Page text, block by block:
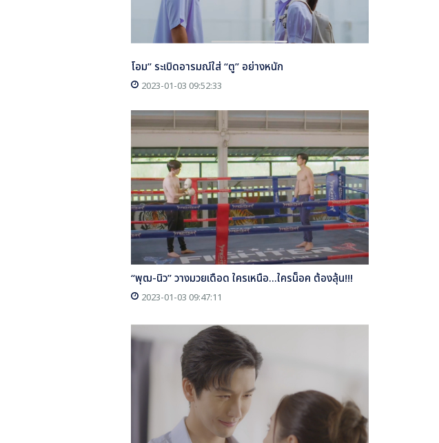
โอม” ระเบิดอารมณ์ใส่ “ตู” อย่างหนัก
2023-01-03 09:52:33
“พุฒ-นิว” วางมวยเดือด ใครเหนือ...ใครน็อค ต้องลุ้น!!!
2023-01-03 09:47:11